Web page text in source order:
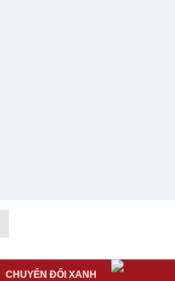
CHUYỂN ĐỔI XANH